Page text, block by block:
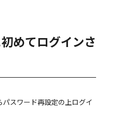
めてログインさ
スワード再設定の上ログイ